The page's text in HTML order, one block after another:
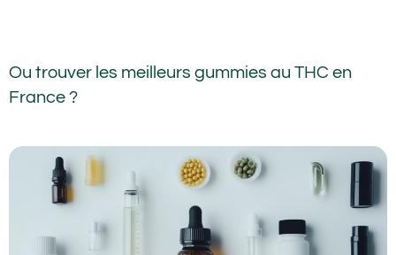
Ou trouver les meilleurs gummies au THC en
France ?